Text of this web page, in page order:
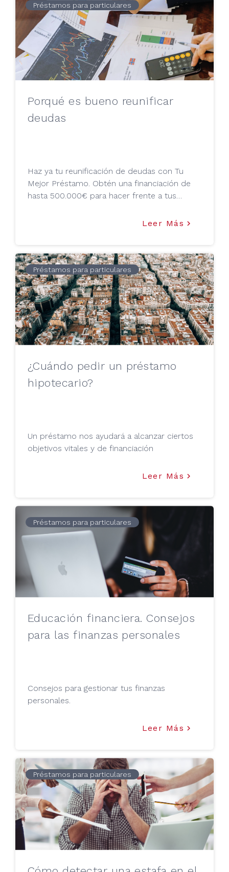
Préstamos para particulares
Porqué es bueno reunificar
deudas
Haz ya tu reunificación de deudas con Tu
Mejor Préstamo. Obtén una financiación de
hasta 500.000€ para hacer frente a tus
Leer Más keyboard_arrow_right
Préstamos para particulares
¿Cuándo pedir un préstamo
hipotecario?
Un préstamo nos ayudará a alcanzar ciertos
objetivos vitales y de financiación
Leer Más keyboard_arrow_right
Préstamos para particulares
Educación financiera. Consejos
para las finanzas personales
Consejos para gestionar tus finanzas
personales.
Leer Más keyboard_arrow_right
Préstamos para particulares